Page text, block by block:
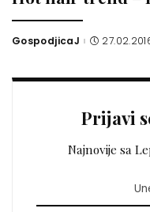
Posted
GospodjicaJ
Prijavi
Najnovije sa